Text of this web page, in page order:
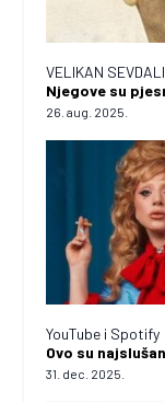
VELIKAN
Njegove su
26. aug. 2025.
YouTube i Spotify
Ovo su
31. dec. 2025.